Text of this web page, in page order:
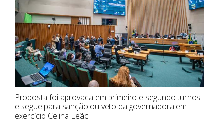
Proposta foi aprovada em primeiro e segundo turnos
e segue para sanção ou veto da governadora em
exercício Celina Leão